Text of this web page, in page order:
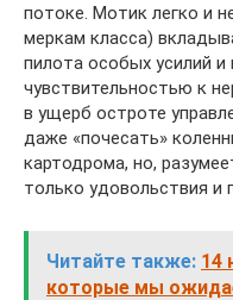
потоке. Мотик легко и
меркам класса)
пилота особых усилий и
чувствительностью к
в ущерб остроте
даже «почесать»
картодрома, но,
только удовольствия и
Читайте также: 14
которые мы